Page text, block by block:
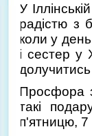
У
радістю з
коли у
і сестер у
Просфора
такі
п'ятницю, 7